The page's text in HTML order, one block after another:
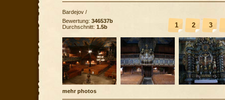
Bardejov /
1 2 3
Bewertung: 346537b
Durchschnitt: 1.5b
mehr photos